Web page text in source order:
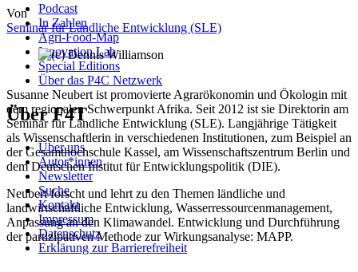
Podcast
In Zahlen
Agri-Food-Map
Innovation Lab
Special Editions
Über das P4C Netzwerk
Über F4T
Über uns
Autor*innen
Newsletter
Suche
Kontakt
Impressum
Datenschutz
Erklärung zur Barrierefreiheit
Von
Seminar für Ländliche Entwicklung (SLE)
Susanne Neubert ist promovierte Agrarökonomin und Ökologin mit
dem regionalen Schwerpunkt Afrika. Seit 2012 ist sie Direktorin am
Seminar für Ländliche Entwicklung (SLE). Langjährige Tätigkeit
als Wissenschaftlerin in verschiedenen Institutionen, zum Beispiel an
der Gesamthochschule Kassel, am Wissenschaftszentrum Berlin und
dem Deutschen Institut für Entwicklungspolitik (DIE).
Neubert forscht und lehrt zu den Themen ländliche und
landwirtschaftliche Entwicklung, Wasserressourcenmanagement,
Anpassung an den Klimawandel. Entwicklung und Durchführung
der partizipativen Methode zur Wirkungsanalyse: MAPP.